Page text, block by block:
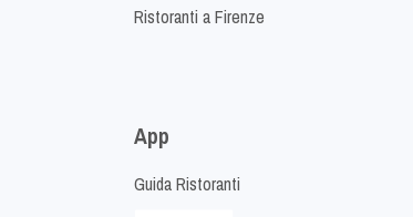
Ristoranti a Firenze
App
Guida Ristoranti